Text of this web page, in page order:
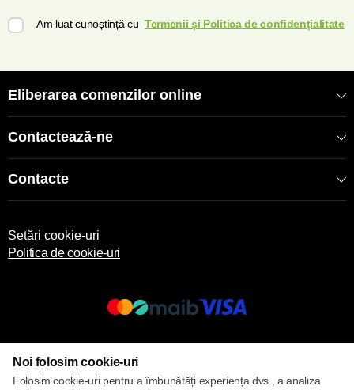
Am luat cunoștință cu Termenii și Politica de confidențialitate
Eliberarea comenzilor online
Contactează-ne
Contacte
Setări cookie-uri
Politica de cookie-uri
Noi folosim cookie-uri
Folosim cookie-uri pentru a îmbunătăți experiența dvs., a analiza